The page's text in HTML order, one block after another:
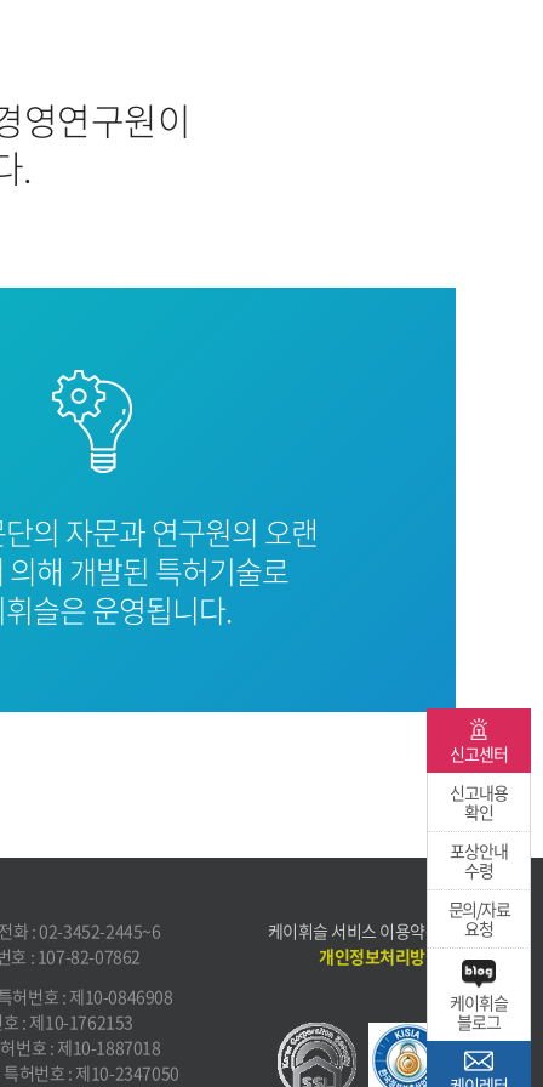
영연구원이
.
의 자문과 연구원의 오랜
해 개발된 특허기술로
슬은 운영됩니다.
신고센터
신고내용
확인
포상안내
수령
문의/자료
요청
케이휘슬
블로그
화 : 02-3452-2445~6
호 : 107-82-07862
특허번호 : 제10-0846908
호 : 제10-1762153
번호 : 제10-1887018
특허번호 : 제10-2347050
케이휘슬 서비스 이용약관
개인정보처리방침